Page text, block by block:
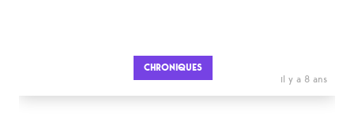
CHRONIQUES
il y a 8 ans